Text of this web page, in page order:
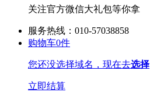
关注官方微信大礼包等你拿
服务热线：010-57038858
购物车0件
您还没选择域名，现在去选择
立即结算